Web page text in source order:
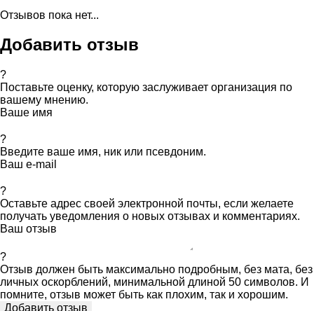
Отзывов пока нет...
Добавить отзыв
?
Поставьте оценку, которую заслуживает организация по
вашему мнению.
Ваше имя
?
Введите ваше имя, ник или псевдоним.
Ваш e-mail
?
Оставьте адрес своей электронной почты, если желаете
получать уведомления о новых отзывах и комментариях.
Ваш отзыв
?
Отзыв должен быть максимально подробным, без мата, без
личных оскорблений, минимальной длиной 50 символов. И
помните, отзыв может быть как плохим, так и хорошим.